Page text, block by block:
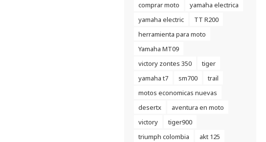
comprar moto
yamaha electrica
yamaha electric
TT R200
herramienta para moto
Yamaha MT09
victory zontes 350
tiger
yamaha t7
sm700
trail
motos economicas nuevas
desertx
aventura en moto
victory
tiger900
triumph colombia
akt 125